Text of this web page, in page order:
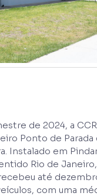
de 2024, a CCR
Ponto de Parada
Instalado em
Rio de
até
com uma